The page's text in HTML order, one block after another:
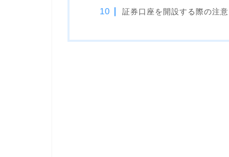
証券口座を開設する際の注